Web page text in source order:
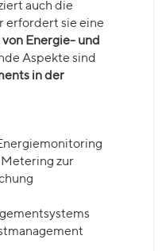
auch die
erfordert sie eine
Energie- und
Aspekte sind
in der
zur